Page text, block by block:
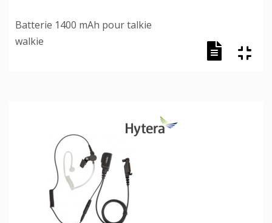
Batterie 1400 mAh pour talkie
walkie